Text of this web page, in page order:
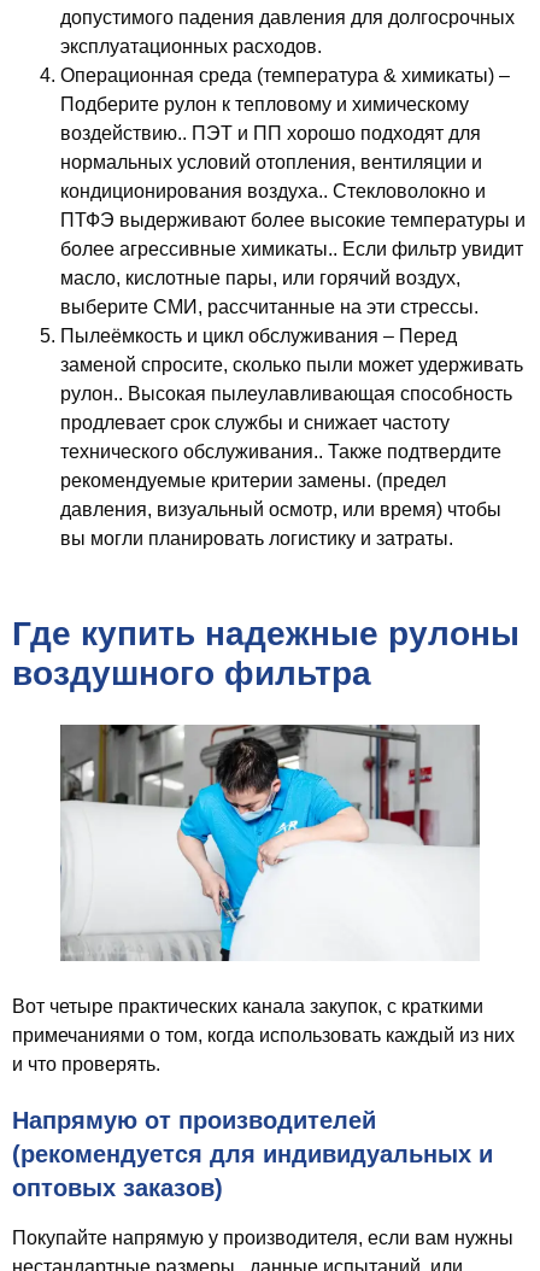
допустимого падения давления для долгосрочных
эксплуатационных расходов.
Операционная среда (температура & химикаты) –
Подберите рулон к тепловому и химическому
воздействию.. ПЭТ и ПП хорошо подходят для
нормальных условий отопления, вентиляции и
кондиционирования воздуха.. Стекловолокно и
ПТФЭ выдерживают более высокие температуры и
более агрессивные химикаты.. Если фильтр увидит
масло, кислотные пары, или горячий воздух,
выберите СМИ, рассчитанные на эти стрессы.
Пылеёмкость и цикл обслуживания – Перед
заменой спросите, сколько пыли может удерживать
рулон.. Высокая пылеулавливающая способность
продлевает срок службы и снижает частоту
технического обслуживания.. Также подтвердите
рекомендуемые критерии замены. (предел
давления, визуальный осмотр, или время) чтобы
вы могли планировать логистику и затраты.
Где купить надежные рулоны
воздушного фильтра
Вот четыре практических канала закупок, с краткими
примечаниями о том, когда использовать каждый из них
и что проверять.
Напрямую от производителей
(рекомендуется для индивидуальных и
оптовых заказов)
Покупайте напрямую у производителя, если вам нужны
нестандартные размеры., данные испытаний, или